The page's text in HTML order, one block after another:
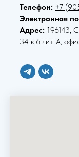
Телефон: +7
Электронная
Адрес: 196143,
34 к.6 лит. А,